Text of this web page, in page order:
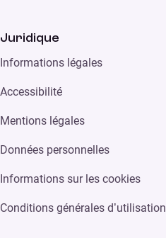
Juridique
Informations légales
Accessibilité
Mentions légales
Données personnelles
Informations sur les cookies
Conditions générales d’utilisation